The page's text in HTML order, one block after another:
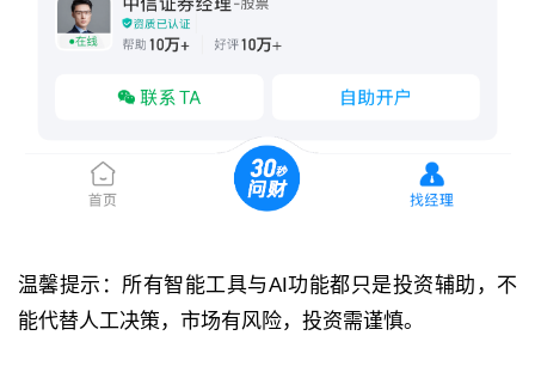
温馨提示：所有智能工具与AI功能都只是投资辅助，不
能代替人工决策，市场有风险，投资需谨慎。